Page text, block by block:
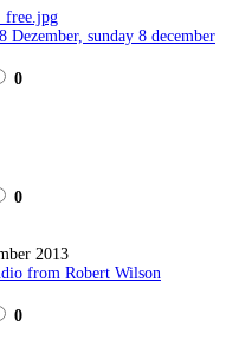
sunday 8 december
0
0
2013
from Robert Wilson
0